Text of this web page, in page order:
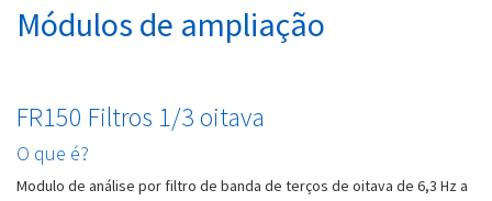
Módulos de ampliação
FR150 Filtros 1/3 oitava
O que é?
Modulo de análise por filtro de banda de terços de oitava de 6,3 Hz a